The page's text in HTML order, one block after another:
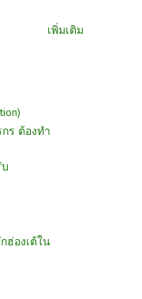
เพิ่มเติม
ร ต้องทำ
ฮ่องเต้ใน